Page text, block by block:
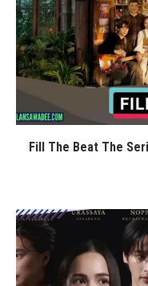
Fill The Beat The